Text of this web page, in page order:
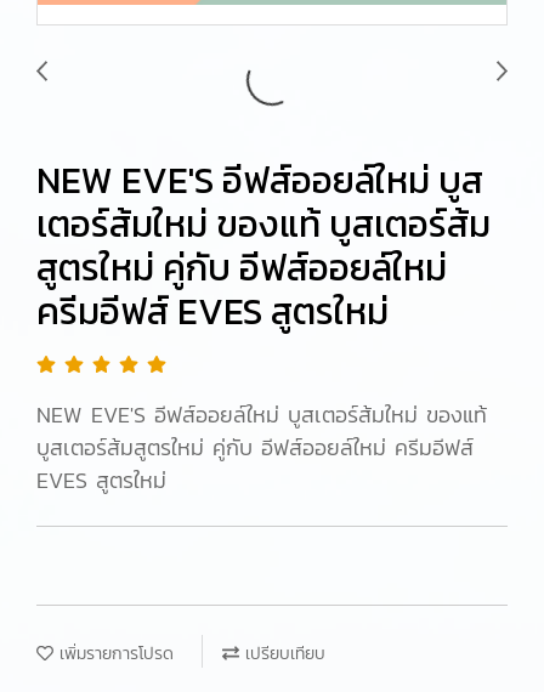
NEW EVE'S อีฟส์ออยล์ใหม่ บูส
เตอร์ส้มใหม่ ของแท้ บูสเตอร์ส้ม
สูตรใหม่ คู่กับ อีฟส์ออยล์ใหม่
ครีมอีฟส์ EVES สูตรใหม่
NEW EVE'S อีฟส์ออยล์ใหม่ บูสเตอร์ส้มใหม่ ของแท้
บูสเตอร์ส้มสูตรใหม่ คู่กับ อีฟส์ออยล์ใหม่ ครีมอีฟส์
EVES สูตรใหม่
เพิ่มรายการโปรด เปรียบเทียบ